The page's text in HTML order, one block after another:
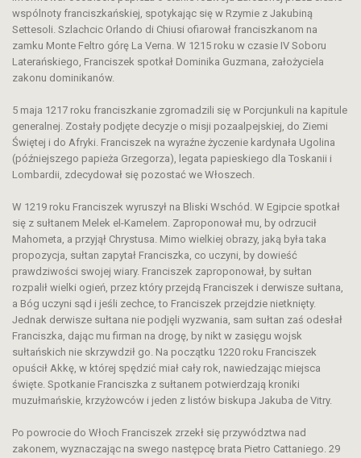
wspólnoty franciszkańskiej, spotykając się w Rzymie z Jakubiną
Settesoli. Szlachcic Orlando di Chiusi ofiarował franciszkanom na
zamku Monte Feltro górę La Verna. W 1215 roku w czasie IV Soboru
Laterańskiego, Franciszek spotkał Dominika Guzmana, założyciela
zakonu dominikanów.
5 maja 1217 roku franciszkanie zgromadzili się w Porcjunkuli na kapitule
generalnej. Zostały podjęte decyzje o misji pozaalpejskiej, do Ziemi
Świętej i do Afryki. Franciszek na wyraźne życzenie kardynała Ugolina
(późniejszego papieża Grzegorza), legata papieskiego dla Toskanii i
Lombardii, zdecydował się pozostać we Włoszech.
W 1219 roku Franciszek wyruszył na Bliski Wschód. W Egipcie spotkał
się z sułtanem Melek el-Kamelem. Zaproponował mu, by odrzucił
Mahometa, a przyjął Chrystusa. Mimo wielkiej obrazy, jaką była taka
propozycja, sułtan zapytał Franciszka, co uczyni, by dowieść
prawdziwości swojej wiary. Franciszek zaproponował, by sułtan
rozpalił wielki ogień, przez który przejdą Franciszek i derwisze sułtana,
a Bóg uczyni sąd i jeśli zechce, to Franciszek przejdzie nietknięty.
Jednak derwisze sułtana nie podjęli wyzwania, sam sułtan zaś odesłał
Franciszka, dając mu firman na drogę, by nikt w zasięgu wojsk
sułtańskich nie skrzywdził go. Na początku 1220 roku Franciszek
opuścił Akkę, w której spędzić miał cały rok, nawiedzając miejsca
święte. Spotkanie Franciszka z sułtanem potwierdzają kroniki
muzułmańskie, krzyżowców i jeden z listów biskupa Jakuba de Vitry.
Po powrocie do Włoch Franciszek zrzekł się przywództwa nad
zakonem, wyznaczając na swego następcę brata Pietro Cattaniego. 29